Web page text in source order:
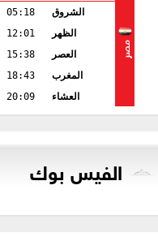
مصر
الشروق
05:18
الظهر
12:01
العصر
15:38
المغرب
18:43
العشاء
20:09
الفيس بوك